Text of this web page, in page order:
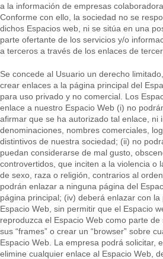
a la información de empresas
Conforme con ello, la sociedad no se
dichos Espacios web, ni se sitúa en una
parte ofertante de los servicios y/o
a terceros a través de los enlaces de
Se concede al Usuario un derecho
crear enlaces a la página principal del
para uso privado y no comercial. Los
enlace a nuestro Espacio Web (i) no
afirmar que se ha autorizado tal enlace, ni
denominaciones, nombres comerciales,
distintivos de nuestra sociedad; (ii) no
puedan considerarse de mal gusto,
controvertidos, que inciten a la violencia o
de sexo, raza o religión, contrarios al
podrán enlazar a ninguna página del
página principal; (iv) deberá enlazar con
Espacio Web, sin permitir que el Espacio
reproduzca el Espacio Web como parte
sus “frames” o crear un “browser” sobre
Espacio Web. La empresa podrá solicitar,
elimine cualquier enlace al Espacio Web,